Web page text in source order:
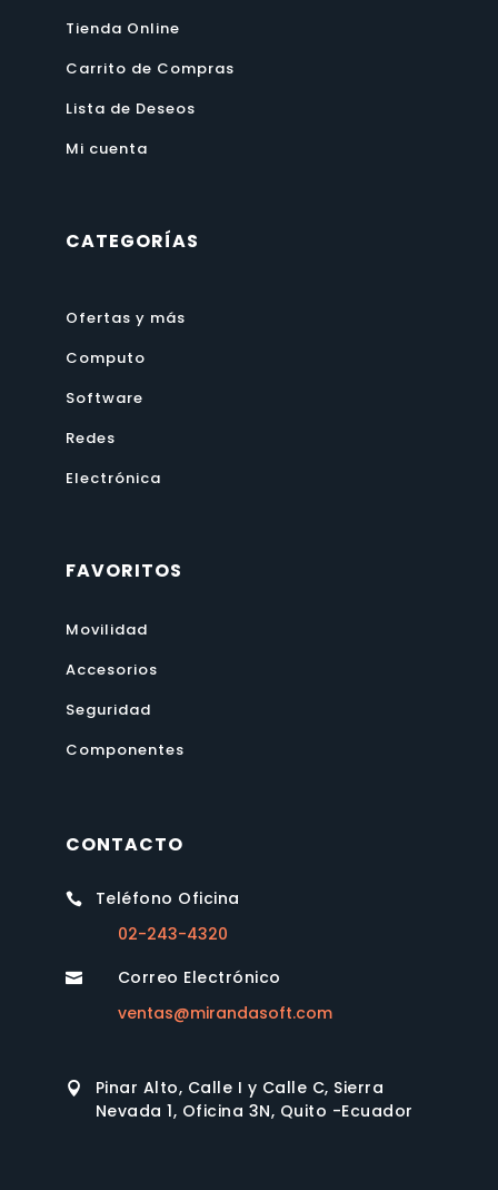
Tienda Online
Carrito de Compras
Lista de Deseos
Mi cuenta
CATEGORÍAS
Ofertas y más
Computo
Software
Redes
Electrónica
FAVORITOS
Movilidad
Accesorios
Seguridad
Componentes
CONTACTO

Teléfono Oficina
02-243-4320

Correo Electrónico
ventas@mirandasoft.com

Pinar Alto, Calle I y Calle C, Sierra
Nevada 1, Oficina 3N, Quito -Ecuador